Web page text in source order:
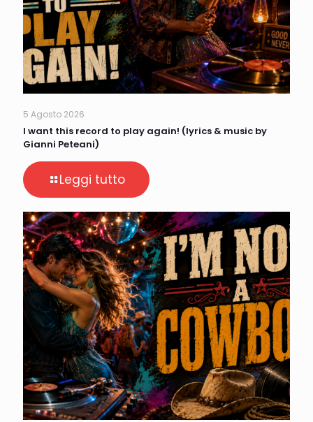
5 Agosto 2026
I want this record to play again! (lyrics & music by
Gianni Peteani)
Leggi tutto